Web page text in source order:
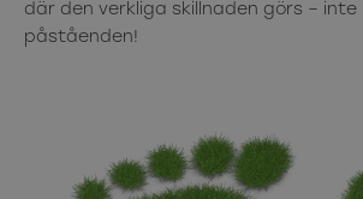
där den verkliga skillnaden görs –
påståenden!